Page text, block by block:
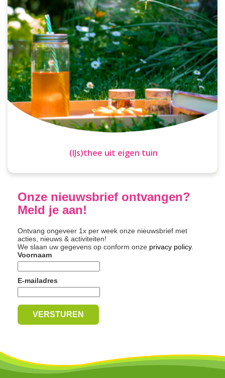
(IJs)thee uit eigen tuin
Onze nieuwsbrief ontvangen?
Meld je aan!
Ontvang ongeveer 1x per week onze nieuwsbrief met
acties, nieuws & activiteiten!
We slaan uw gegevens op conform onze privacy policy.
Voornaam
E-mailadres